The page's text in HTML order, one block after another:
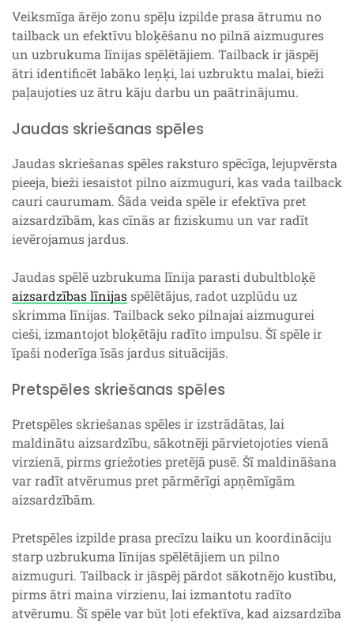
Veiksmīga ārējo zonu spēļu izpilde prasa ātrumu no
tailback un efektīvu bloķēšanu no pilnā aizmugures
un uzbrukuma līnijas spēlētājiem. Tailback ir jāspēj
ātri identificēt labāko leņķi, lai uzbruktu malai, bieži
paļaujoties uz ātru kāju darbu un paātrinājumu.
Jaudas skriešanas spēles
Jaudas skriešanas spēles raksturo spēcīga, lejupvērsta
pieeja, bieži iesaistot pilno aizmuguri, kas vada tailback
cauri caurumam. Šāda veida spēle ir efektīva pret
aizsardzībām, kas cīnās ar fiziskumu un var radīt
ievērojamus jardus.
Jaudas spēlē uzbrukuma līnija parasti dubultbloķē
aizsardzības līnijasspēlētājus, radot uzplūdu uz
skrimma līnijas. Tailback seko pilnajai aizmugurei
cieši, izmantojot bloķētāju radīto impulsu. Šī spēle ir
īpaši noderīga īsās jardus situācijās.
Pretspēles skriešanas spēles
Pretspēles skriešanas spēles ir izstrādātas, lai
maldinātu aizsardzību, sākotnēji pārvietojoties vienā
virzienā, pirms griežoties pretējā pusē. Šī maldināšana
var radīt atvērumus pret pārmērīgi apņēmīgām
aizsardzībām.
Pretspēles izpilde prasa precīzu laiku un koordināciju
starp uzbrukuma līnijas spēlētājiem un pilno
aizmuguri. Tailback ir jāspēj pārdot sākotnējo kustību,
pirms ātri maina virzienu, lai izmantotu radīto
atvērumu. Šī spēle var būt ļoti efektīva, kad aizsardzība